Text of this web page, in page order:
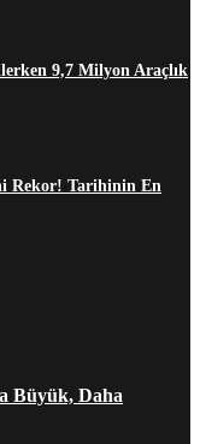
9,7 Milyon Araçlık
Rekor! Tarihinin En
Büyük, Daha